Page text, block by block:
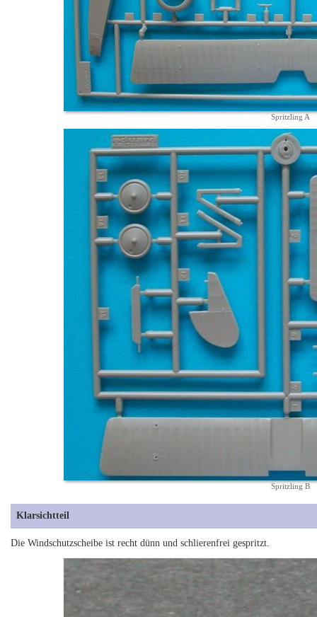
Spritzling A
Spritzling B
Klarsichtteil
Die Windschutzscheibe ist recht dünn und schlierenfrei gespritzt.